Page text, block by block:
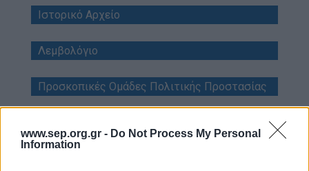
www.sep.org.gr - Do Not Process My Personal
Information
Δελτία Τύπου
Φωτογραφικό Υλικό
Ιστορικό Αρχείο
Λεμβολόγιο
Προσκοπικές Ομάδες Πολιτικής Προστασίας